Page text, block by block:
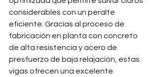
considerables con un peralte
eficiente. Gracias al proceso de
fabricación en planta con concreto
de alta resistencia y acero de
presfuerzo de baja relajación, estas
vigas ofrecen una excelente